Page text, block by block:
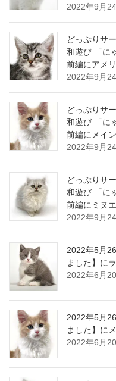
2022年9月
どっぷりサ
和遊び 「に
前編にアメ
2022年9月
どっぷりサ
和遊び 「に
前編にメイ
2022年9月
どっぷりサ
和遊び 「に
前編にミヌ
2022年9月
2022年5月
ました】に
2022年6月
2022年5月
ました】に
2022年6月